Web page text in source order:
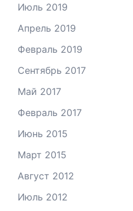
Июль 2019
Апрель 2019
Февраль 2019
Сентябрь 2017
Май 2017
Февраль 2017
Июнь 2015
Март 2015
Август 2012
Июль 2012